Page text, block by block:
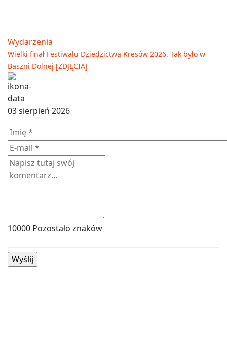
Wydarzenia
Wielki finał Festiwalu Dziedzictwa Kresów 2026. Tak było w
Baszni Dolnej [ZDJĘCIA]
03 sierpień 2026
10000 Pozostało znaków
Wyślij